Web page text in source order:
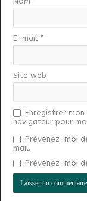
E-mail *
Site web
Enregistrer
navigateur pour
Prévenez-moi
mail.
Prévenez-moi